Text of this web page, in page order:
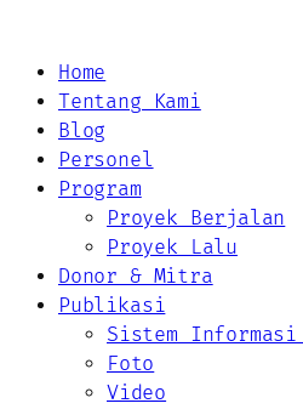
Home
Tentang Kami
Blog
Personel
Program
Proyek Berjalan
Proyek Lalu
Donor & Mitra
Publikasi
Sistem Informasi
Foto
Video